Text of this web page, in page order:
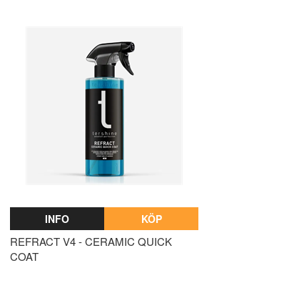
INFO KÖP
REFRACT V4 - CERAMIC QUICK
COAT